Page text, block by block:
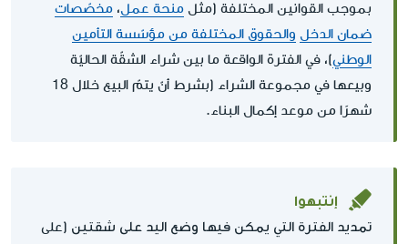
بموجب القوانين المختلفة (مثل منحة عمل، مخصّصات
ضمان الدخل والحقوق المختلفة من مؤسّسة التأمين
الوطني)، في الفترة الواقعة ما بين شراء الشقّة الحاليّة
وبيعها في مجموعة الشراء (بشرط أنّ يتمّ البيع خلال 18
شهرًا من موعد إكمال البناء.
إنتبهوا
تمديد الفترة التي يمكن فيها وضع اليد على شقتين (على